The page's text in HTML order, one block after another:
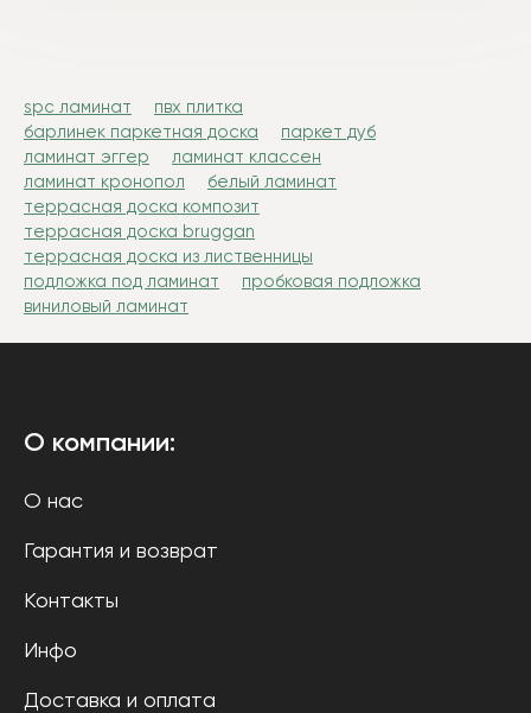
spc ламинат
пвх плитка
барлинек паркетная доска
паркет дуб
ламинат эггер
ламинат классен
ламинат кронопол
белый ламинат
террасная доска композит
террасная доска bruggan
террасная доска из лиственницы
подложка под ламинат
пробковая подложка
виниловый ламинат
О компании:
О нас
Гарантия и возврат
Контакты
Инфо
Доставка и оплата